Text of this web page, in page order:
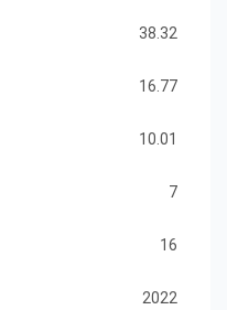
38.32
16.77
10.01
7
16
2022